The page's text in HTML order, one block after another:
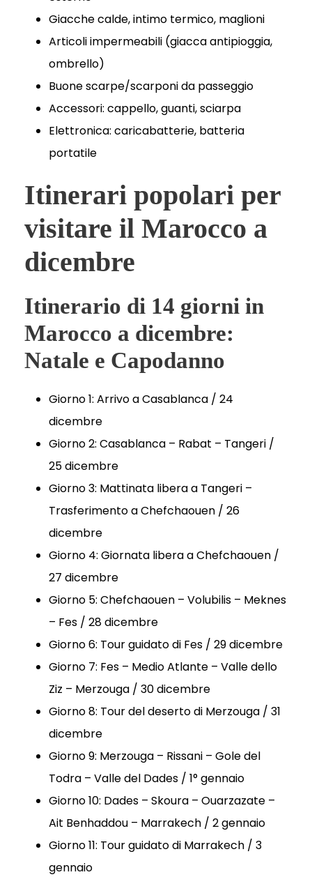
Giacche calde, intimo termico, maglioni
Articoli impermeabili (giacca antipioggia,
ombrello)
Buone scarpe/scarponi da passeggio
Accessori: cappello, guanti, sciarpa
Elettronica: caricabatterie, batteria
portatile
Itinerari popolari per
visitare il Marocco a
dicembre
Itinerario di 14 giorni in
Marocco a dicembre:
Natale e Capodanno
Giorno 1: Arrivo a Casablanca / 24
dicembre
Giorno 2: Casablanca – Rabat – Tangeri /
25 dicembre
Giorno 3: Mattinata libera a Tangeri –
Trasferimento a Chefchaouen / 26
dicembre
Giorno 4: Giornata libera a Chefchaouen /
27 dicembre
Giorno 5: Chefchaouen – Volubilis – Meknes
– Fes / 28 dicembre
Giorno 6: Tour guidato di Fes / 29 dicembre
Giorno 7: Fes – Medio Atlante – Valle dello
Ziz – Merzouga / 30 dicembre
Giorno 8: Tour del deserto di Merzouga / 31
dicembre
Giorno 9: Merzouga – Rissani – Gole del
Todra – Valle del Dades / 1° gennaio
Giorno 10: Dades – Skoura – Ouarzazate –
Ait Benhaddou – Marrakech / 2 gennaio
Giorno 11: Tour guidato di Marrakech / 3
gennaio